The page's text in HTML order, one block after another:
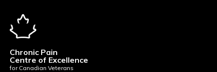
Chronic Pain
Centre of Excellence
for Canadian Veterans